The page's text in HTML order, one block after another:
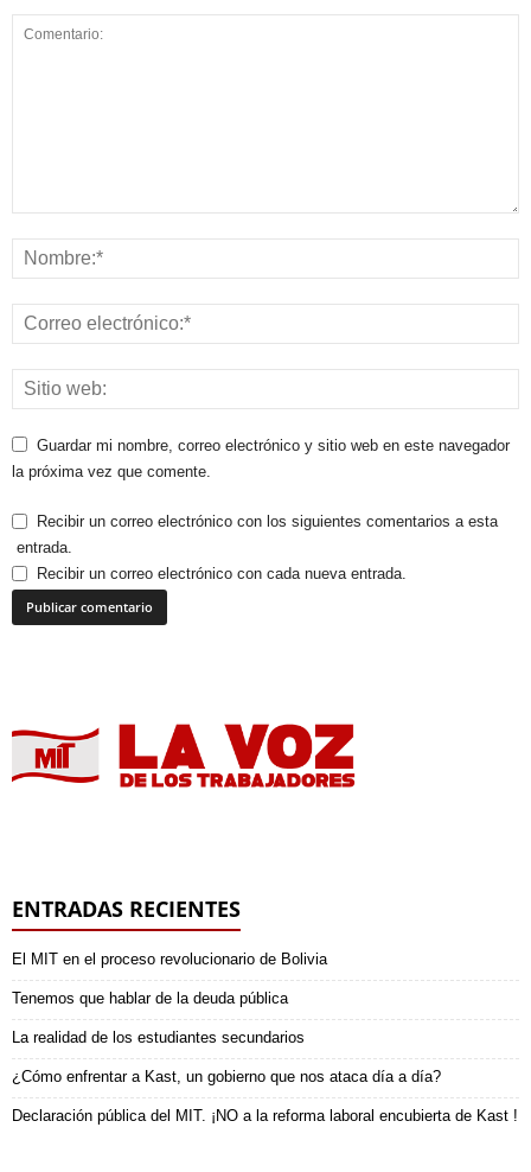
Guardar mi nombre, correo electrónico y sitio web en este navegador
la próxima vez que comente.
Recibir un correo electrónico con los siguientes comentarios a esta
entrada.
Recibir un correo electrónico con cada nueva entrada.
ENTRADAS RECIENTES
El MIT en el proceso revolucionario de Bolivia
Tenemos que hablar de la deuda pública
La realidad de los estudiantes secundarios
¿Cómo enfrentar a Kast, un gobierno que nos ataca día a día?
Declaración pública del MIT. ¡NO a la reforma laboral encubierta de Kast !